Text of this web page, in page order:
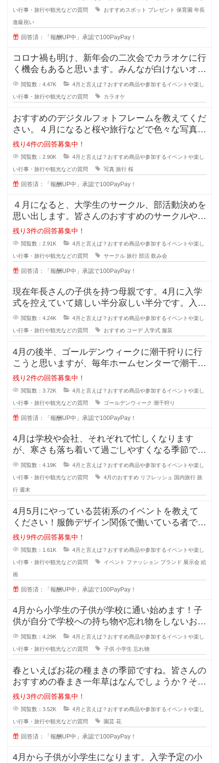
い行事・旅行や観光などの質問 おすすめスポット プレゼント 保育園 年長
進級祝い
回答済：「報酬UP中」承認で100PayPay！
コロナ禍も明け、新年会の二次会でカラオケに行
く機会もあると思います。みんなが白けないオス
スメのカラオケの曲はありますか？
閲覧数：4.47K 4月と言えば？おすすめ商品や参加するイベントや楽し
い行事・旅行や観光などの質問 カラオケ
おすすめのデジタルフォトフレームを教えてくだ
さい。４月になると桜や旅行などで色々な写真を
撮る機会が増えますよね？
残り4件の回答募集中！
閲覧数：2.90K 4月と言えば？おすすめ商品や参加するイベントや楽し
い行事・旅行や観光などの質問 写真 旅行 桜
回答済：「報酬UP中」承認で100PayPay！
４月になると、大学生のサークル、部活動決めを
思い出します。皆さんのおすすめのサークルや部
活はありますか？また、活動内容も
残り3件の回答募集中！
閲覧数：2.91K 4月と言えば？おすすめ商品や参加するイベントや楽し
い行事・旅行や観光などの質問 サークル 旅行 部活 飲み会
回答済：「報酬UP中」承認で100PayPay！
現在年長さんの子供を持つ母親です。4月に入学
式を控えていて嬉しい半分寂しい半分です。入学
式の時の子供の服装について皆様の
閲覧数：4.24K 4月と言えば？おすすめ商品や参加するイベントや楽し
い行事・旅行や観光などの質問 おすすめ コーデ 入学式 服装
4月の後半、ゴールデンウィークに潮干狩りに行
こうと思いますが、毎年ホームセンターで潮干狩
残り2件の回答募集中！
閲覧数：3.72K 4月と言えば？おすすめ商品や参加するイベントや楽し
い行事・旅行や観光などの質問 ゴールデンウィーク 潮干狩り
回答済：「報酬UP中」承認で100PayPay！
4月は学校や会社、それぞれで忙しくなります
が、寒さも落ち着いて過ごしやすくなる季節です
よね！そこで私は、週末にリフレッシ
閲覧数：4.19K 4月と言えば？おすすめ商品や参加するイベントや楽し
い行事・旅行や観光などの質問 4月のおすすめ リフレッシュ 国内旅行 旅
行 週末
4月5月にやっている芸術系のイベントを教えて
ください！服飾デザイン関係で働いている者です
が、新しいデザインのインスピレー
残り9件の回答募集中！
閲覧数：1.61K 4月と言えば？おすすめ商品や参加するイベントや楽し
い行事・旅行や観光などの質問 イベント ファッション ブランド 展示会 絵
画
回答済：「報酬UP中」承認で100PayPay！
4月から小学生の子供が学校に通い始めます！子
供が自分で学校への持ち物や忘れ物をしないおす
すめの方法を教えてください！どう
閲覧数：4.29K 4月と言えば？おすすめ商品や参加するイベントや楽し
い行事・旅行や観光などの質問 子供 小学生 忘れ物
春といえばお花の種まきの季節ですね。皆さんの
おすすめの春まき一年草はなんでしょうか？そろ
そろ花壇の準備をしなくてはと思っ
残り3件の回答募集中！
閲覧数：3.52K 4月と言えば？おすすめ商品や参加するイベントや楽し
い行事・旅行や観光などの質問 園芸 花
回答済：「報酬UP中」承認で100PayPay！
4月から子供が小学生になります。入学予定の小